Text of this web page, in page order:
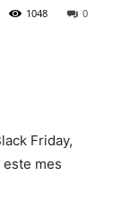
0
1048
Friday,
mes